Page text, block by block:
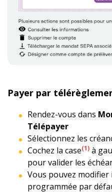
Payer par
Rendez-vous dans
Télépayer
Sélectionnez les
Cochez la case(1) à
pour valider les
Vous pouvez modifier
programmée par